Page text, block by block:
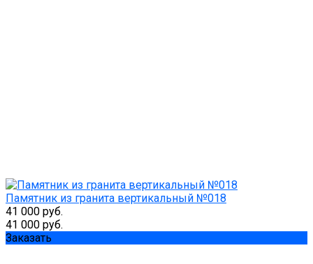
Памятник из гранита вертикальный №018
41 000 руб.
41 000 руб.
Заказать